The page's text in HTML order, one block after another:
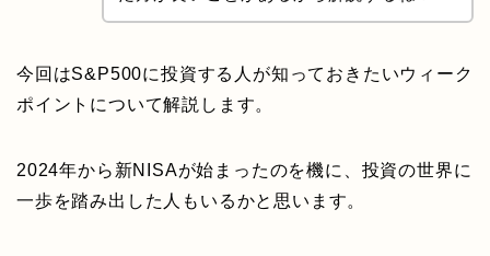
今回はS&P500に投資する人が知っておきたいウィーク
ポイントについて解説します。
2024年から新NISAが始まったのを機に、投資の世界に
一歩を踏み出した人もいるかと思います。